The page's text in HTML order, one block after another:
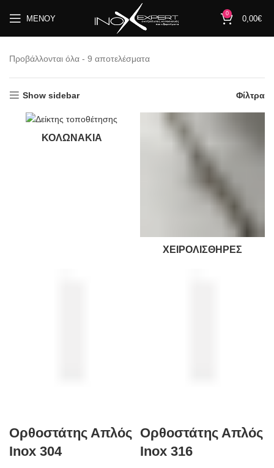
ΜΕΝΟΎ
0
0,00€
Προβάλλονται όλα - 9 αποτελέσματα
Show sidebar Φίλτρα
ΚΟΛΩΝΆΚΙΑ
ΧΕΙΡΟΛΙΣΘΉΡΕΣ
Ορθοστάτης Απλός
Inox 304
Ορθοστάτης Απλός
Inox 316